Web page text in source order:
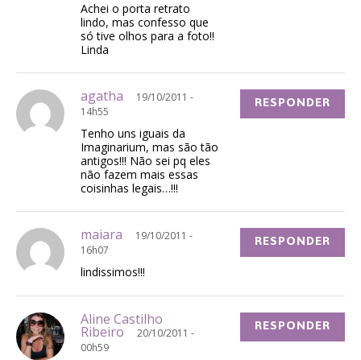
Achei o porta retrato
lindo, mas confesso que
só tive olhos para a foto!!
Linda
agatha
19/10/2011 -
14h55
Tenho uns iguais da
Imaginarium, mas são tão
antigos!!! Não sei pq eles
não fazem mais essas
coisinhas legais…!!!
RESPONDER
maiara
19/10/2011 -
16h07
lindissimos!!!
RESPONDER
Aline Castilho
Ribeiro
20/10/2011 -
00h59
RESPONDER